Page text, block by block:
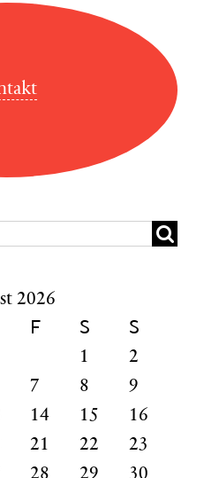
2026
F S S
1
2
7 8
9
14 15
16
21 22
23